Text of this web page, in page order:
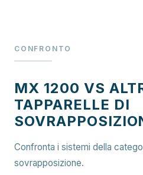
CONFRONTO
MX 1200 VS
TAPPARELLE DI
Confronta i sistemi della
sovrapposizione.